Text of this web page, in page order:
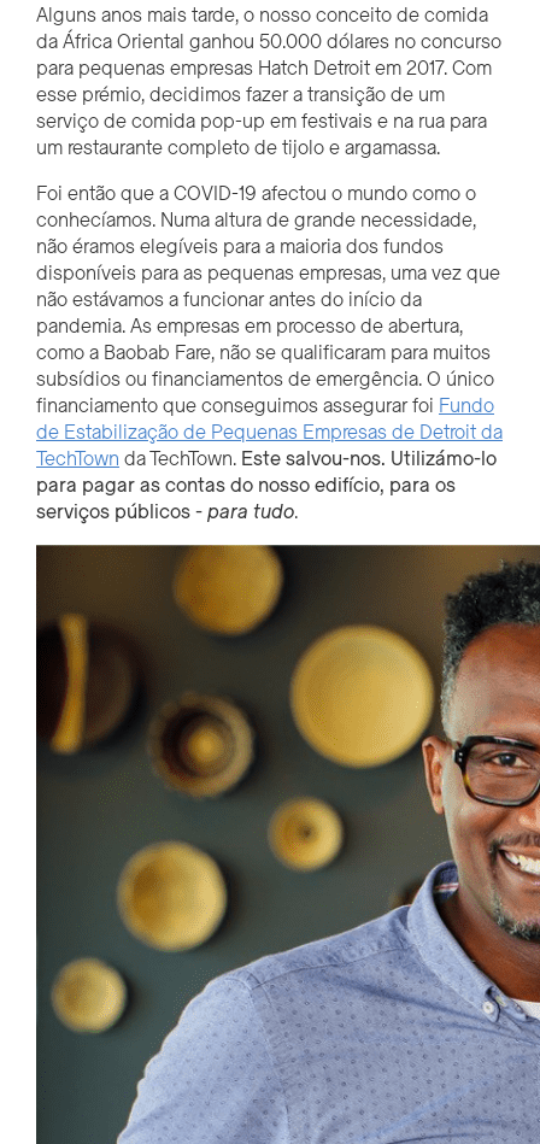
Alguns anos mais tarde, o nosso conceito de comida
da África Oriental ganhou 50.000 dólares no concurso
para pequenas empresas Hatch Detroit em 2017. Com
esse prémio, decidimos fazer a transição de um
serviço de comida pop-up em festivais e na rua para
um restaurante completo de tijolo e argamassa.
Foi então que a COVID-19 afectou o mundo como o
conhecíamos. Numa altura de grande necessidade,
não éramos elegíveis para a maioria dos fundos
disponíveis para as pequenas empresas, uma vez que
não estávamos a funcionar antes do início da
pandemia. As empresas em processo de abertura,
como a Baobab Fare, não se qualificaram para muitos
subsídios ou financiamentos de emergência. O único
financiamento que conseguimos assegurar foi Fundo
de Estabilização de Pequenas Empresas de Detroit da
TechTown da TechTown. Estesalvou-nos. Utilizámo-lo
para pagar as contas do nosso edifício, para os
serviços públicos -para tudo.